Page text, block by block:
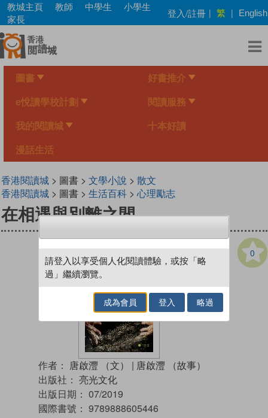
Skip
main
content
教城主頁 教師 中學生
小學生
家長
登入/註冊 | 繁 | English
圖書 好書推介
e悅讀學校計劃 閱讀服務
我的閱讀城 十本好讀
漫話生活
香港閱讀城> 圖書 > 文學小說 > 散文
香港閱讀城> 圖書 > 生活百科> 心理勵志
在相遇與別離之間
0
作者： 唐啟灃 （文） | 唐啟灃 （故事）
出版社： 亮光文化
出版日期： 07/2019
國際書號： 9789888605446
請登入以享受個人化閱讀體驗，或按「略
過」繼續瀏覽。
成為會員 登入 略過